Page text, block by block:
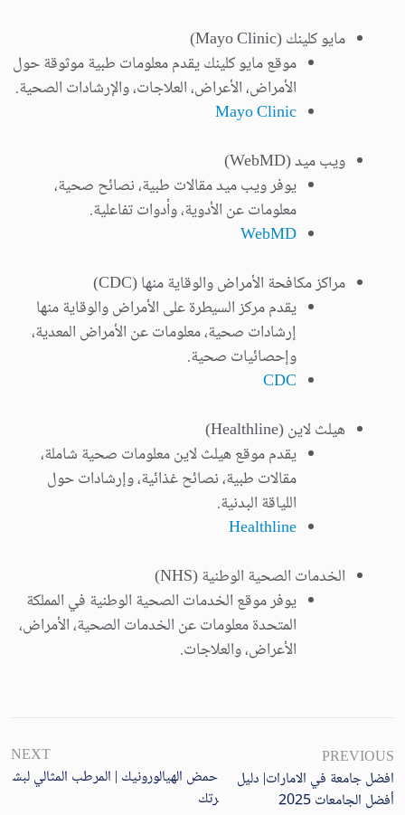
مايو كلينك (Mayo Clinic)
موقع مايو كلينك يقدم معلومات طبية موثوقة حول
الأمراض، الأعراض، العلاجات، والإرشادات الصحية.
Mayo Clinic
ويب ميد (WebMD)
يوفر ويب ميد مقالات طبية، نصائح صحية،
معلومات عن الأدوية، وأدوات تفاعلية.
WebMD
مراكز مكافحة الأمراض والوقاية منها (CDC)
يقدم مركز السيطرة على الأمراض والوقاية منها
إرشادات صحية، معلومات عن الأمراض المعدية،
وإحصائيات صحية.
CDC
هيلث لاين (Healthline)
يقدم موقع هيلث لاين معلومات صحية شاملة،
مقالات طبية، نصائح غذائية، وإرشادات حول
اللياقة البدنية.
Healthline
الخدمات الصحية الوطنية (NHS)
يوفر موقع الخدمات الصحية الوطنية في المملكة
المتحدة معلومات عن الخدمات الصحية، الأمراض،
الأعراض، والعلاجات.
PREVIOUS
افضل جامعة في الامارات| دليل
أفضل الجامعات 2025
NEXT
حمض الهيالورونيك | المرطب المثالي لبش
رتك